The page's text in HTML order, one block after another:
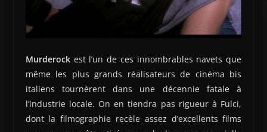
Murderockest l’un de ces innombrables navets que
même les plus grands réalisateurs de cinéma bis
italiens tournèrent dans une décennie fatale à
l’industrie locale. On en tiendra pas rigueur à Fulci,
dont la filmographie recèle assez d’excellents films